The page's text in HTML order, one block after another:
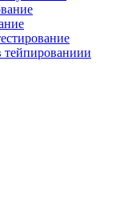
тейпированиии